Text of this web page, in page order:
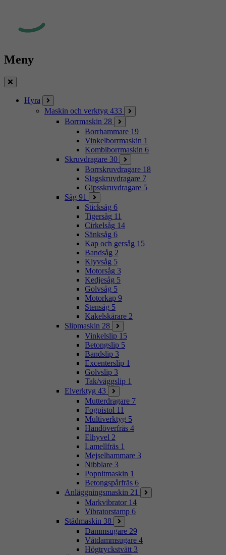
Meny
Stäng
Hyra
Maskin och verktyg 433
Borrmaskin 28
Borrhammare 19
Vinkelborrmaskin 1
Kombiborrmaskin 6
Skruvdragare 30
Borrskruvdragare 18
Slagskruvdragare 7
Gipsskruvdragare 5
Såg 91
Sticksåg 6
Tigersåg 11
Cirkelsåg 14
Sänksåg 6
Kap och gersåg 15
Bandsåg 2
Klyvsåg 5
Motorsåg 3
Kedjesåg 5
Golvsåg 5
Motorkap 9
Stensåg 5
Kakelskärare 2
Slipmaskin 28
Vinkelslip 15
Betongslip 5
Bandslip 3
Excenterslip 1
Golvslip 3
Tak/väggslip 1
Elverktyg 43
Mutterdragare 7
Fogpistol 11
Multiverktyg 5
Handöverfräs 4
Elhyvel 2
Lamellfräs 1
Mejselhammare 3
Nibblare 3
Popnitmaskin 1
Betongspårfräs 6
Anläggningsmaskin 21
Markvibrator 14
Vibratorstamp 6
Städmaskin 38
Dammsugare 29
Våtdammsugare 4
Högtryckstvätt 3